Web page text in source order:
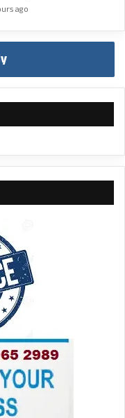
ago